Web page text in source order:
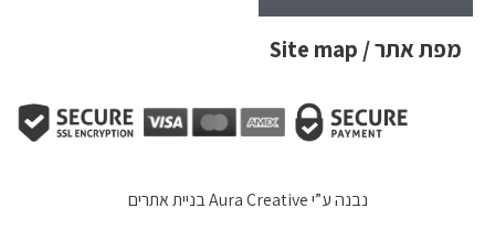
מפת אתר / Site map
נבנה ע”יAura Creative בניית אתרים